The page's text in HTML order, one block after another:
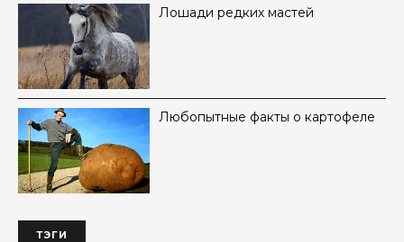
Лошади редких мастей
Любопытные факты о картофеле
ТЭГИ